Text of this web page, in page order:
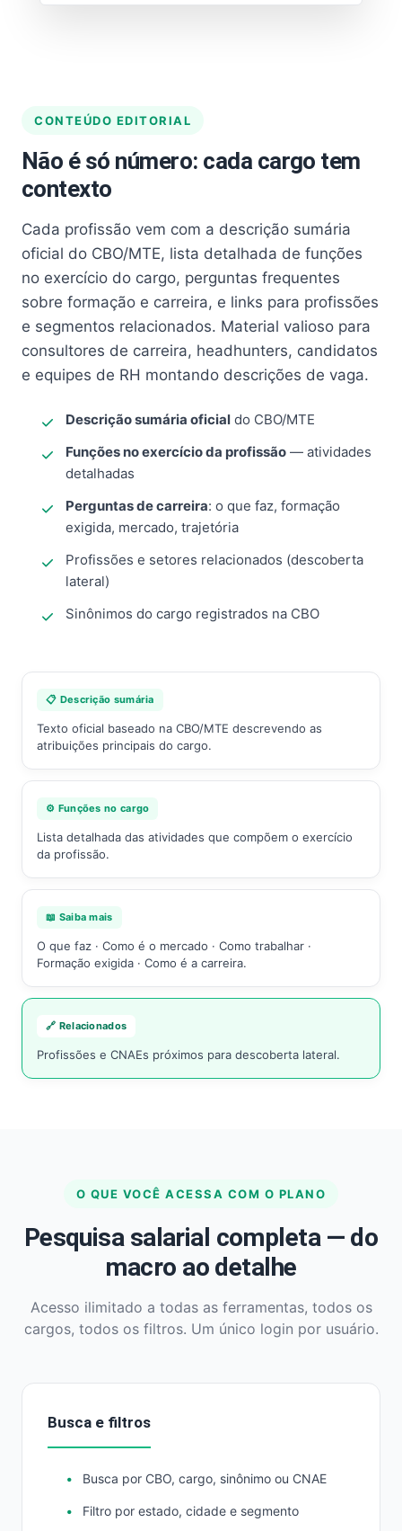
CONTEÚDO EDITORIAL
Não é só número: cada cargo tem
contexto
Cada profissão vem com a descrição sumária
oficial do CBO/MTE, lista detalhada de funções
no exercício do cargo, perguntas frequentes
sobre formação e carreira, e links para profissões
e segmentos relacionados. Material valioso para
consultores de carreira, headhunters, candidatos
e equipes de RH montando descrições de vaga.
Descrição sumária oficial do CBO/MTE
Funções no exercício da profissão — atividades
detalhadas
Perguntas de carreira: o que faz, formação
exigida, mercado, trajetória
Profissões e setores relacionados (descoberta
lateral)
Sinônimos do cargo registrados na CBO
📋 Descrição sumária
Texto oficial baseado na CBO/MTE descrevendo as
atribuições principais do cargo.
⚙️ Funções no cargo
Lista detalhada das atividades que compõem o exercício
da profissão.
📖 Saiba mais
O que faz · Como é o mercado · Como trabalhar ·
Formação exigida · Como é a carreira.
🔗 Relacionados
Profissões e CNAEs próximos para descoberta lateral.
O QUE VOCÊ ACESSA COM O PLANO
Pesquisa salarial completa — do
macro ao detalhe
Acesso ilimitado a todas as ferramentas, todos os
cargos, todos os filtros. Um único login por usuário.
Busca e filtros
Busca por CBO, cargo, sinônimo ou CNAE
Filtro por estado, cidade e segmento